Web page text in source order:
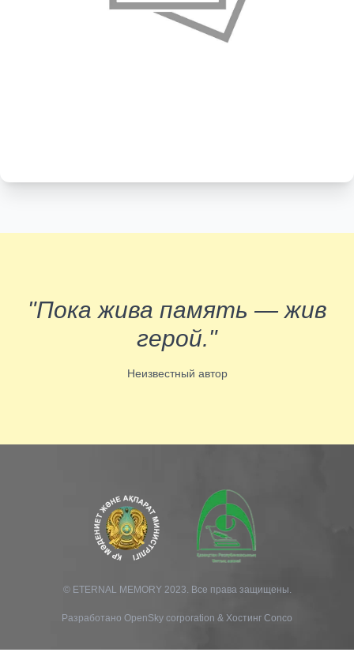
"Пока жива память — жив
герой."
Неизвестный автор
© ETERNAL MEMORY 2023. Все права защищены.
Разработано OpenSky corporation & Хостинг Conco